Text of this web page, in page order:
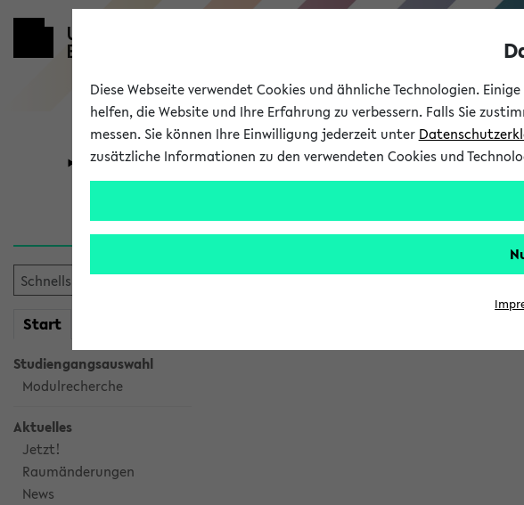
Universität Forschung Studium
Start
Studiengangsauswahl
Modulrecherche
Aktuelles
Jetzt!
Raumänderungen
News
Verlauf
Diese Webseite verwendet Cookies und ähnliche Technologien.
helfen, die Website und Ihre Erfahrung zu verbessern. Falls Sie
messen. Sie können Ihre Einwilligung jederzeit unter
zusätzliche Informationen zu den verwendeten Cookies und